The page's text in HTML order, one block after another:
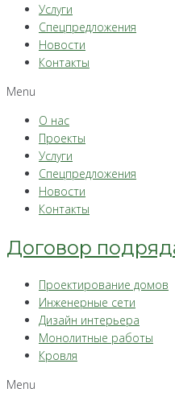
Услуги
Спецпредложения
Новости
Контакты
Menu
О нас
Проекты
Услуги
Спецпредложения
Новости
Контакты
Договор
Проектирование домов
Инженерные сети
Дизайн интерьера
Монолитные работы
Кровля
Menu